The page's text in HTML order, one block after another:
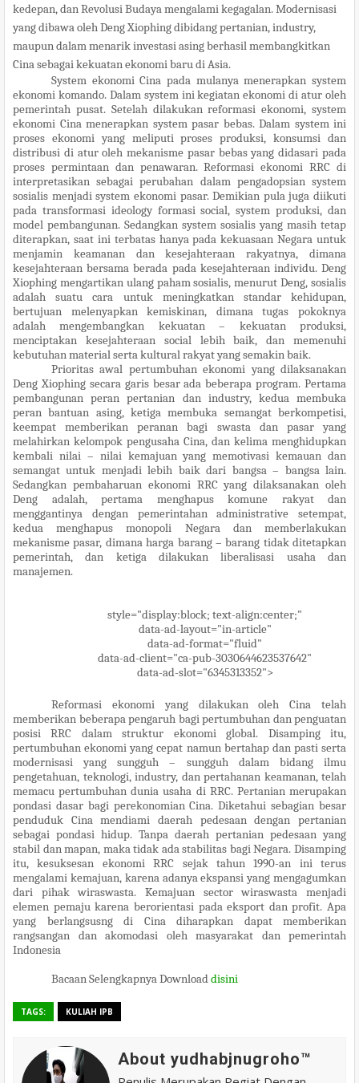
kedepan, dan Revolusi Budaya mengalami kegagalan. Modernisasi
yang dibawa oleh Deng Xiophing dibidang pertanian, industry,
maupun dalam menarik investasi asing berhasil membangkitkan
Cina sebagai kekuatan ekonomi baru di Asia.
System ekonomi Cina pada mulanya menerapkan system
ekonomi komando. Dalam system ini kegiatan ekonomi di atur oleh
pemerintah pusat. Setelah dilakukan reformasi ekonomi, system
ekonomi Cina menerapkan system pasar bebas. Dalam system ini
proses ekonomi yang meliputi proses produksi, konsumsi dan
distribusi di atur oleh mekanisme pasar bebas yang didasari pada
proses permintaan dan penawaran. Reformasi ekonomi RRC di
interpretasikan sebagai perubahan dalam pengadopsian system
sosialis menjadi system ekonomi pasar. Demikian pula juga diikuti
pada transformasi ideology formasi social, system produksi, dan
model pembangunan. Sedangkan system sosialis yang masih tetap
diterapkan, saat ini terbatas hanya pada kekuasaan Negara untuk
menjamin keamanan dan kesejahteraan rakyatnya, dimana
kesejahteraan bersama berada pada kesejahteraan individu. Deng
Xiophing mengartikan ulang paham sosialis, menurut Deng, sosialis
adalah suatu cara untuk meningkatkan standar kehidupan,
bertujuan melenyapkan kemiskinan, dimana tugas pokoknya
adalah mengembangkan kekuatan – kekuatan produksi,
menciptakan kesejahteraan social lebih baik, dan memenuhi
kebutuhan material serta kultural rakyat yang semakin baik.
Prioritas awal pertumbuhan ekonomi yang dilaksanakan
Deng Xiophing secara garis besar ada beberapa program. Pertama
pembangunan peran pertanian dan industry, kedua membuka
peran bantuan asing, ketiga membuka semangat berkompetisi,
keempat memberikan peranan bagi swasta dan pasar yang
melahirkan kelompok pengusaha Cina, dan kelima menghidupkan
kembali nilai – nilai kemajuan yang memotivasi kemauan dan
semangat untuk menjadi lebih baik dari bangsa – bangsa lain.
Sedangkan pembaharuan ekonomi RRC yang dilaksanakan oleh
Deng adalah, pertama menghapus komune rakyat dan
menggantinya dengan pemerintahan administrative setempat,
kedua menghapus monopoli Negara dan memberlakukan
mekanisme pasar, dimana harga barang – barang tidak ditetapkan
pemerintah, dan ketiga dilakukan liberalisasi usaha dan
manajemen.
style="display:block; text-align:center;"
data-ad-layout="in-article"
data-ad-format="fluid"
data-ad-client="ca-pub-3030644623537642"
data-ad-slot="6345313352">
Reformasi ekonomi yang dilakukan oleh Cina telah
memberikan beberapa pengaruh bagi pertumbuhan dan penguatan
posisi RRC dalam struktur ekonomi global. Disamping itu,
pertumbuhan ekonomi yang cepat namun bertahap dan pasti serta
modernisasi yang sungguh – sungguh dalam bidang ilmu
pengetahuan, teknologi, industry, dan pertahanan keamanan, telah
memacu pertumbuhan dunia usaha di RRC. Pertanian merupakan
pondasi dasar bagi perekonomian Cina. Diketahui sebagian besar
penduduk Cina mendiami daerah pedesaan dengan pertanian
sebagai pondasi hidup. Tanpa daerah pertanian pedesaan yang
stabil dan mapan, maka tidak ada stabilitas bagi Negara. Disamping
itu, kesuksesan ekonomi RRC sejak tahun 1990-an ini terus
mengalami kemajuan, karena adanya ekspansi yang mengagumkan
dari pihak wiraswasta. Kemajuan sector wiraswasta menjadi
elemen pemaju karena berorientasi pada eksport dan profit. Apa
yang berlangsusng di Cina diharapkan dapat memberikan
rangsangan dan akomodasi oleh masyarakat dan pemerintah
Indonesia
Bacaan Selengkapnya Download disini
TAGS: KULIAH IPB
About yudhabjnugroho™️